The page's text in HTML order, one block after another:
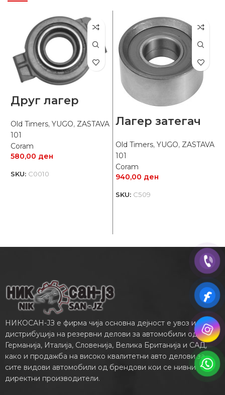
Друг лагер
Old Timers, YUGO, ZASTAVA
101
Coram
580,00 ден
SKU: C0010
Лагер затегач
Old Timers, YUGO, ZASTAVA
101
Coram
940,00 ден
SKU: C509
НИКОСАН-ЈЗ е фирма чија основна дејност е увоз и
дистрибуција на резервни делови за автомобили од
Германија, Италија, Словенија, Велика Британија и САД,
како и продажба на високо квалитетни авто делови за
сите видови автомобили од брендови кои се нивни
директни производители.